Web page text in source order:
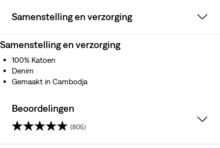
Samenstelling en verzorging
Samenstelling en verzorging
100% Katoen
Denim
Gemaakt in Cambodja
Beoordelingen
(805)